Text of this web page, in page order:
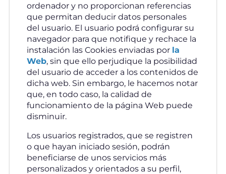
ordenador y no proporcionan referencias
que permitan deducir datos personales
del usuario. El usuario podrá configurar su
navegador para que notifique y rechace la
instalación las Cookies enviadas por la
Web, sin que ello perjudique la posibilidad
del usuario de acceder a los contenidos de
dicha web. Sin embargo, le hacemos notar
que, en todo caso, la calidad de
funcionamiento de la página Web puede
disminuir.
Los usuarios registrados, que se registren
o que hayan iniciado sesión, podrán
beneficiarse de unos servicios más
personalizados y orientados a su perfil,